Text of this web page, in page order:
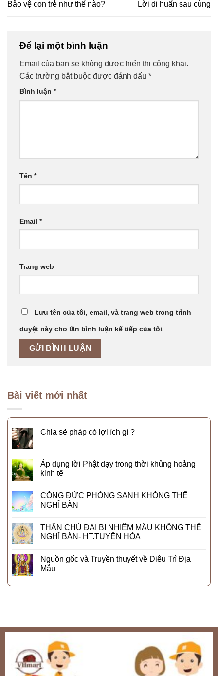
Bảo vệ con trẻ như thế nào? Lời di huấn sau cùng
Để lại một bình luận
Email của bạn sẽ không được hiển thị công khai.
Các trường bắt buộc được đánh dấu *
Bình luận *
Tên *
Email *
Trang web
Lưu tên của tôi, email, và trang web trong trình
duyệt này cho lần bình luận kế tiếp của tôi.
Bài viết mới nhất
Chia sẻ pháp có lợi ích gì ?
Áp dụng lời Phật dạy trong thời khủng hoảng
kinh tế
CÔNG ĐỨC PHÓNG SANH KHÔNG THỂ
NGHĨ BÀN
THẦN CHÚ ĐẠI BI NHIỆM MẦU KHÔNG THỂ
NGHĨ BÀN- HT.TUYÊN HÓA
Nguồn gốc và Truyền thuyết về Diêu Trì Địa
Mẫu